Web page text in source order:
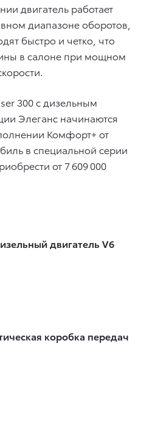
двигатель работает
диапазоне оборотов,
быстро и четко, что
в салоне при мощном
300 с дизельным
Элеганс начинаются
Комфорт+ от
в специальной серии
от 7 609 000
двигатель V6
коробка передач